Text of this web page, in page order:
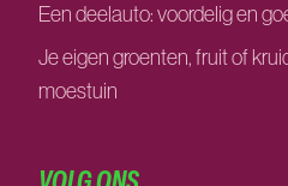
Een deelauto: voordelig en
Je eigen groenten, fruit of
moestuin